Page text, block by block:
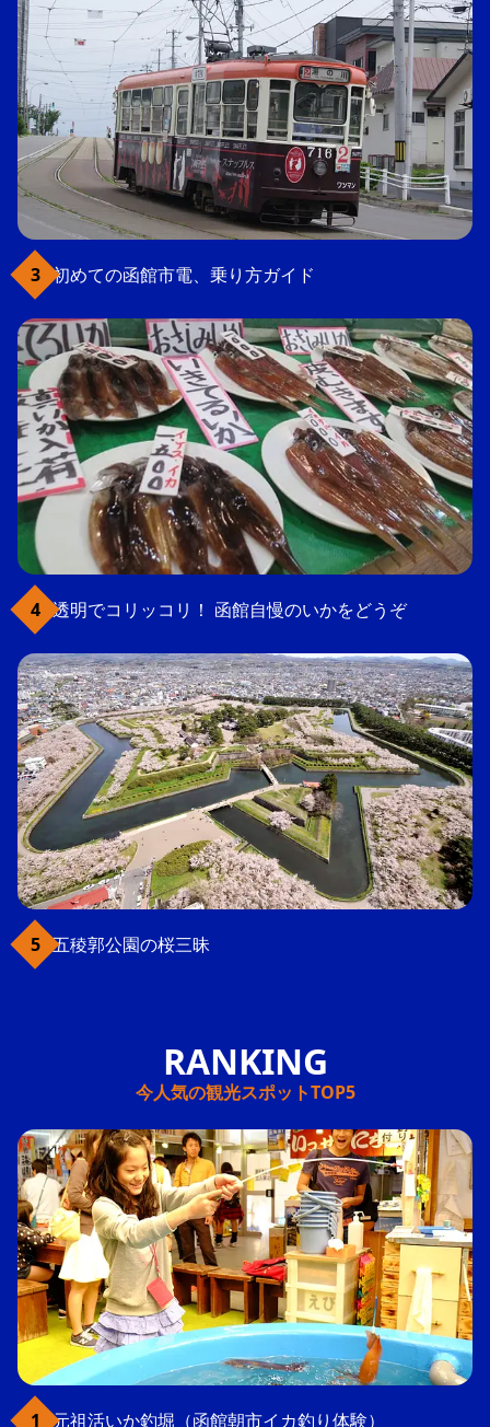
初めての函館市電、乗り方ガイド
透明でコリッコリ！ 函館自慢のいかをどうぞ
五稜郭公園の桜三昧
今人気の観光スポットTOP5
元祖活いか釣堀（函館朝市イカ釣り体験）